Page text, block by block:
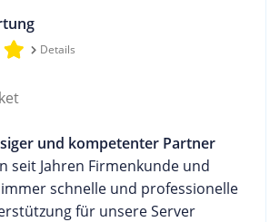
Details
und kompetenter Partner
seit Jahren Firmenkunde und
schnelle und professionelle
für unsere Server